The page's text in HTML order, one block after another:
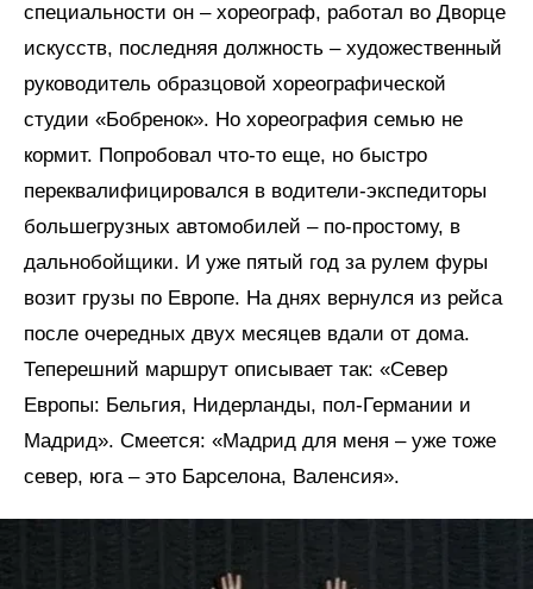
специальности он – хореограф, работал во Дворце
искусств, последняя должность – художественный
руководитель образцовой хореографической
студии «Бобренок». Но хореография семью не
кормит. Попробовал что-то еще, но быстро
переквалифицировался в водители-экспедиторы
большегрузных автомобилей – по-простому, в
дальнобойщики. И уже пятый год за рулем фуры
возит грузы по Европе. На днях вернулся из рейса
после очередных двух месяцев вдали от дома.
Теперешний маршрут описывает так: «Север
Европы: Бельгия, Нидерланды, пол-Германии и
Мадрид». Смеется: «Мадрид для меня – уже тоже
север, юга – это Барселона, Валенсия».